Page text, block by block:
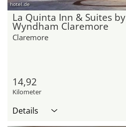
hotel.de
La Quinta Inn & Suites by
Wyndham Claremore
Claremore
14,92
Kilometer
Details